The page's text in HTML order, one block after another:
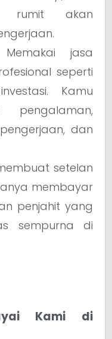
rumit akan
jasa
seperti
Kamu
pengalaman,
dan
setelan
membayar
penjahit yang
sempurna di
Kami di